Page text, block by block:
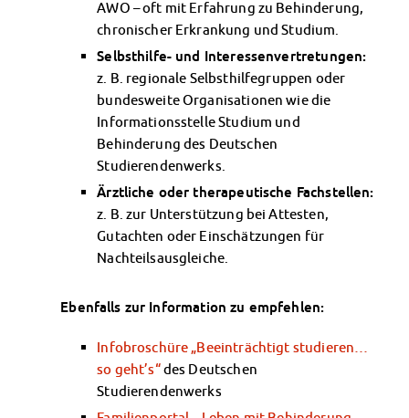
AWO – oft mit Erfahrung zu Behinderung,
chronischer Erkrankung und Studium.
Selbsthilfe- und Interessenvertretungen:
z. B. regionale Selbsthilfegruppen oder
bundesweite Organisationen wie die
Informationsstelle Studium und
Behinderung des Deutschen
Studierendenwerks.
Ärztliche oder therapeutische Fachstellen:
z. B. zur Unterstützung bei Attesten,
Gutachten oder Einschätzungen für
Nachteilsausgleiche.
Ebenfalls zur Information zu empfehlen:
Infobroschüre „Beeinträchtigt studieren…
so geht’s“des Deutschen
Studierendenwerks